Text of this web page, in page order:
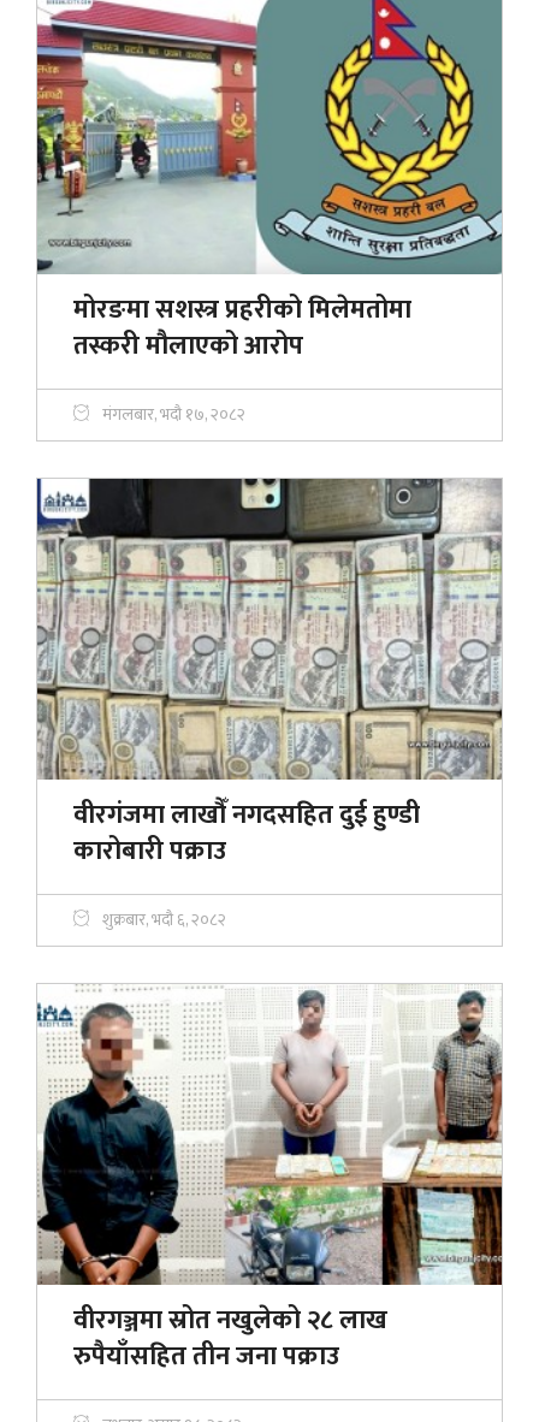
मोरङमा सशस्त्र प्रहरीको मिलेमतोमा
तस्करी मौलाएको आरोप
मंगलबार, भदौ १७, २०८२
वीरगंजमा लाखौँ नगदसहित दुई हुण्डी
कारोबारी पक्राउ
शुक्रबार, भदौ ६, २०८२
वीरगञ्जमा स्रोत नखुलेको २८ लाख
रुपैयाँसहित तीन जना पक्राउ